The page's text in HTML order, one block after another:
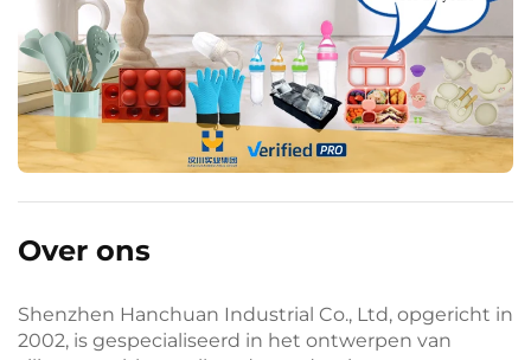
Over ons
Shenzhen Hanchuan Industrial Co., Ltd, opgericht in
2002, is gespecialiseerd in het ontwerpen van